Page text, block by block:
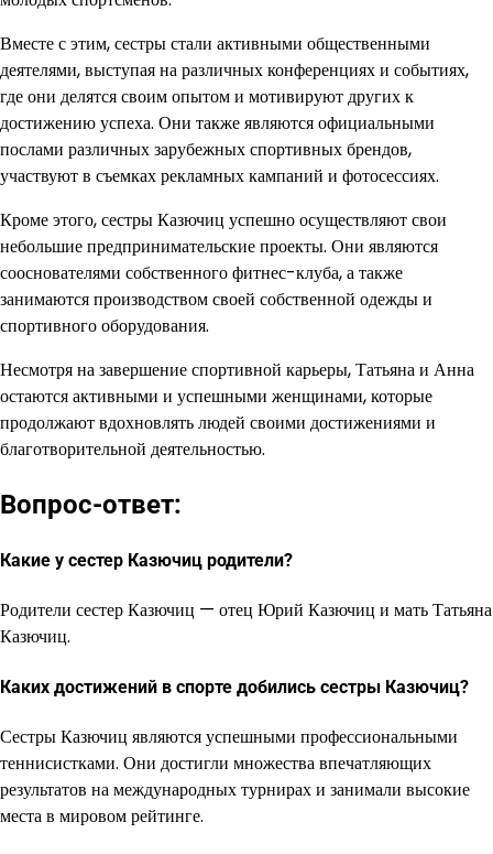
Вместе с этим, сестры стали активными общественными
деятелями, выступая на различных конференциях и событиях,
где они делятся своим опытом и мотивируют других к
достижению успеха. Они также являются официальными
послами различных зарубежных спортивных брендов,
участвуют в съемках рекламных кампаний и фотосессиях.
Кроме этого, сестры Казючиц успешно осуществляют свои
небольшие предпринимательские проекты. Они являются
сооснователями собственного фитнес-клуба, а также
занимаются производством своей собственной одежды и
спортивного оборудования.
Несмотря на завершение спортивной карьеры, Татьяна и Анна
остаются активными и успешными женщинами, которые
продолжают вдохновлять людей своими достижениями и
благотворительной деятельностью.
Вопрос-ответ:
Какие у сестер Казючиц родители?
Родители сестер Казючиц — отец Юрий Казючиц и мать Татьяна
Казючиц.
Каких достижений в спорте добились сестры Казючиц?
Сестры Казючиц являются успешными профессиональными
теннисистками. Они достигли множества впечатляющих
результатов на международных турнирах и занимали высокие
места в мировом рейтинге.